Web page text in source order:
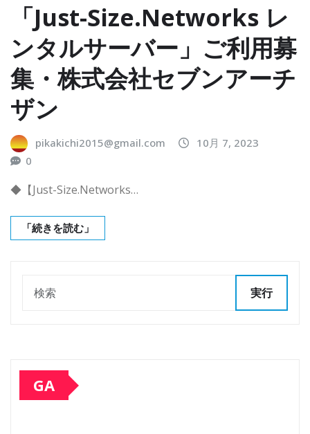
「Just-Size.Networks レ
ンタルサーバー」ご利用募
集・株式会社セブンアーチ
ザン
pikakichi2015@gmail.com
10月 7, 2023
0
◆【Just-Size.Networks…
「続きを読む」
実行
GA